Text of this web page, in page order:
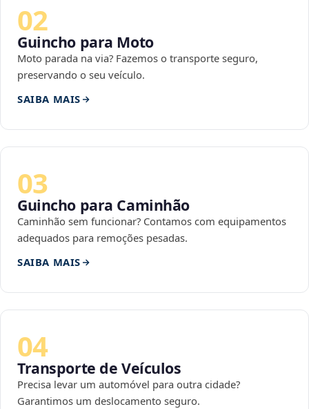
02
Guincho para Moto
Moto parada na via? Fazemos o transporte seguro,
preservando o seu veículo.
SAIBA MAIS
03
Guincho para Caminhão
Caminhão sem funcionar? Contamos com equipamentos
adequados para remoções pesadas.
SAIBA MAIS
04
Transporte de Veículos
Precisa levar um automóvel para outra cidade?
Garantimos um deslocamento seguro.